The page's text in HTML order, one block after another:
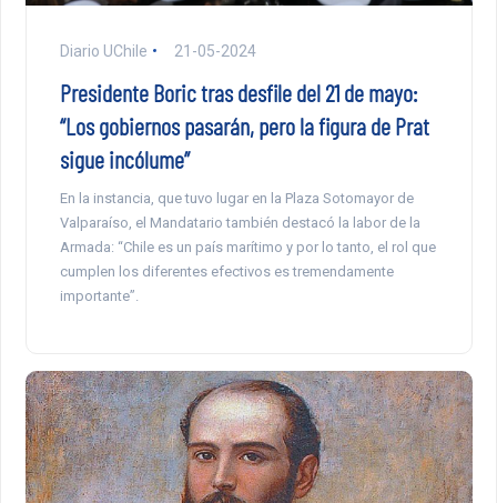
Diario UChile 21-05-2024
Presidente Boric tras desfile del 21 de mayo:
“Los gobiernos pasarán, pero la figura de Prat
sigue incólume”
En la instancia, que tuvo lugar en la Plaza Sotomayor de
Valparaíso, el Mandatario también destacó la labor de la
Armada: “Chile es un país marítimo y por lo tanto, el rol que
cumplen los diferentes efectivos es tremendamente
importante”.